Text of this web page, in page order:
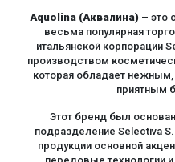
Aquolina (Аквалина) – это
весьма популярная
итальянской корпорации
производством
которая обладает
приятным
Этот бренд был
подразделение Selectiva
продукции основной